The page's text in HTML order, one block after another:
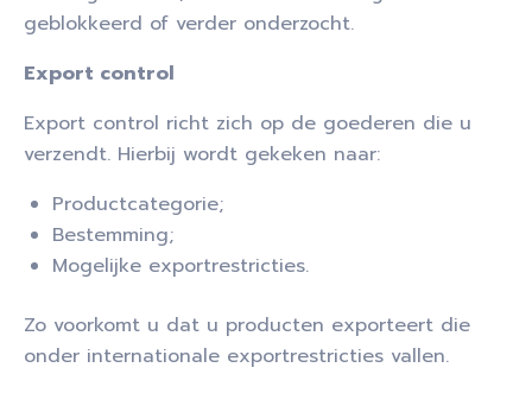
geblokkeerd of verder onderzocht.
Export control
Export control richt zich op de goederen die u
verzendt. Hierbij wordt gekeken naar:
Productcategorie;
Bestemming;
Mogelijke exportrestricties.
Zo voorkomt u dat u producten exporteert die
onder internationale exportrestricties vallen.